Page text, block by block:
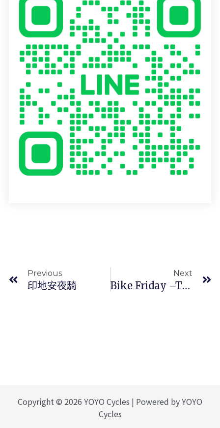
Previous
印地安夜騎
Next
Bike Friday –Tikit 內3*8
Copyright © 2026 YOYO Cycles | Powered by YOYO
Cycles